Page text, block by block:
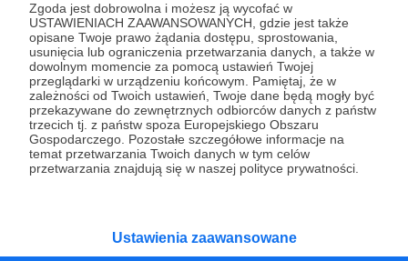
Zgoda jest dobrowolna i możesz ją wycofać w
USTAWIENIACH ZAAWANSOWANYCH, gdzie jest także
opisane Twoje prawo żądania dostępu, sprostowania,
usunięcia lub ograniczenia przetwarzania danych, a także w
dowolnym momencie za pomocą ustawień Twojej
przeglądarki w urządzeniu końcowym. Pamiętaj, że w
zależności od Twoich ustawień, Twoje dane będą mogły być
przekazywane do zewnętrznych odbiorców danych z państw
trzecich tj. z państw spoza Europejskiego Obszaru
Gospodarczego. Pozostałe szczegółowe informacje na
temat przetwarzania Twoich danych w tym celów
przetwarzania znajdują się w naszej polityce prywatności.
Ustawienia zaawansowane
Urbex History
Zobacz profil autora
Zobacz również